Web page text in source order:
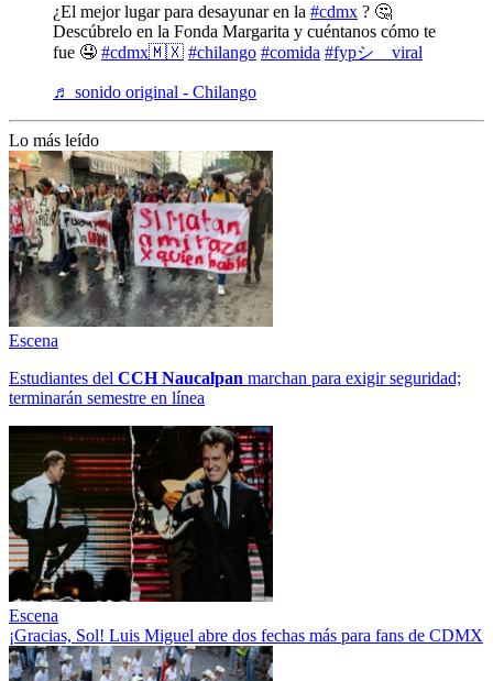
¿El mejor lugar para desayunar en la #cdmx ? 🤔
Descúbrelo en la Fonda Margarita y cuéntanos cómo te
fue 🤤 #cdmx🇲🇽 #chilango #comida #fypシ゚viral
♬ sonido original - Chilango
Lo más leído
Escena
Estudiantes del CCH Naucalpan marchan para exigir seguridad;
terminarán semestre en línea
Escena
¡Gracias, Sol! Luis Miguel abre dos fechas más para fans de CDMX